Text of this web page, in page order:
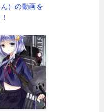
）の動画を